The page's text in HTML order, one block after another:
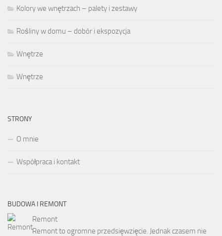
Kolory we wnętrzach – palety i zestawy
Rośliny w domu – dobór i ekspozycja
Wnętrze
Wnętrze
STRONY
O mnie
Współpraca i kontakt
BUDOWA I REMONT
Remont
Remont to ogromne przedsięwzięcie. Jednak czasem nie